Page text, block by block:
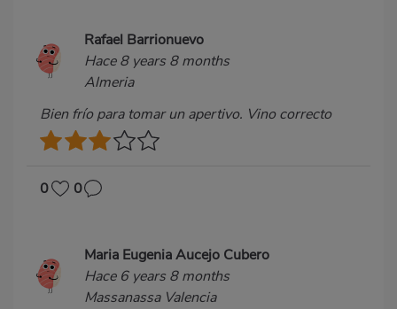
Rafael Barrionuevo
Hace 8 years 8 months
Almeria
Bien frío para tomar un apertivo. Vino correcto
0 0
Maria Eugenia Aucejo Cubero
Hace 6 years 8 months
Massanassa Valencia